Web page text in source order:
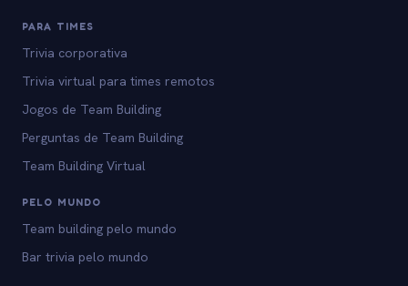
PARA TIMES
Trivia corporativa
Trivia virtual para times remotos
Jogos de Team Building
Perguntas de Team Building
Team Building Virtual
PELO MUNDO
Team building pelo mundo
Bar trivia pelo mundo